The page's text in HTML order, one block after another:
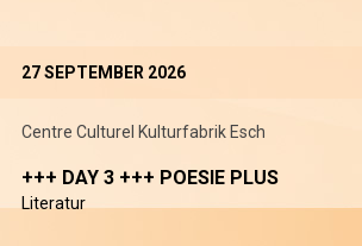
27 SEPTEMBER 2026
Centre Culturel Kulturfabrik Esch
+++ DAY 3 +++ POESIE PLUS
Literatur